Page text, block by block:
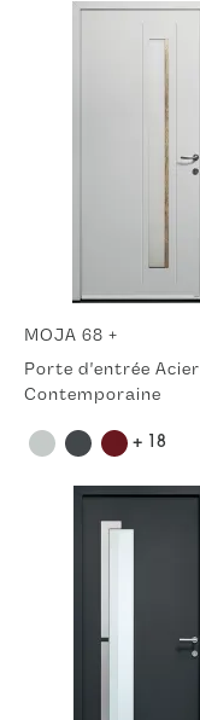
MOJA 68 +
Porte d'entrée Acier
Contemporaine
+ 18